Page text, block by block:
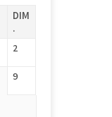
DIM
.
2
9